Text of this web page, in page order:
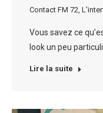
Contact FM 72
Vous savez ce
look un peu
Lire la suite